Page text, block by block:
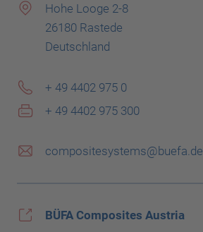
Hohe Looge 2-8
26180 Rastede
Deutschland
+ 49 4402 975 0
+ 49 4402 975 300
compositesystems@buefa.de
BÜFA Composites Austria